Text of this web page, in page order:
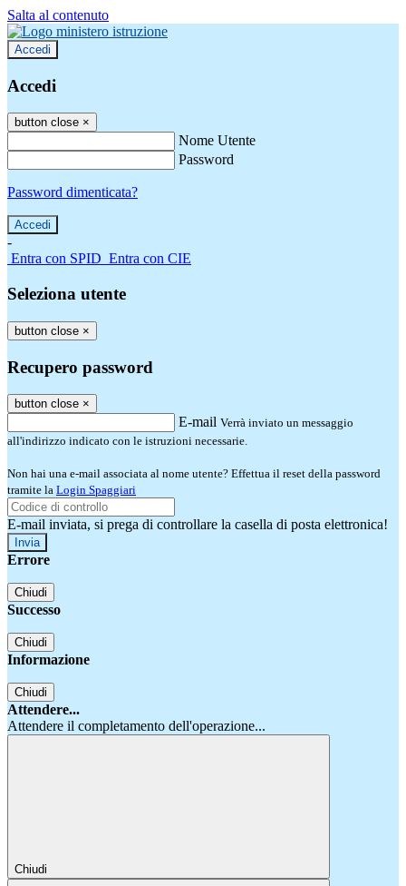
Salta al contenuto
Accedi
Accedi
button close ×
Nome Utente
Password
Password dimenticata?
-
Entra con SPID Entra con CIE
Seleziona utente
button close ×
Recupero password
button close ×
E-mail Verrà inviato un messaggio
all'indirizzo indicato con le istruzioni necessarie.
Non hai una e-mail associata al nome utente? Effettua il reset della password
tramite la Login Spaggiari
E-mail inviata, si prega di controllare la casella di posta elettronica!
Errore
Chiudi
Successo
Chiudi
Informazione
Chiudi
Attendere...
Attendere il completamento dell'operazione...
Chiudi